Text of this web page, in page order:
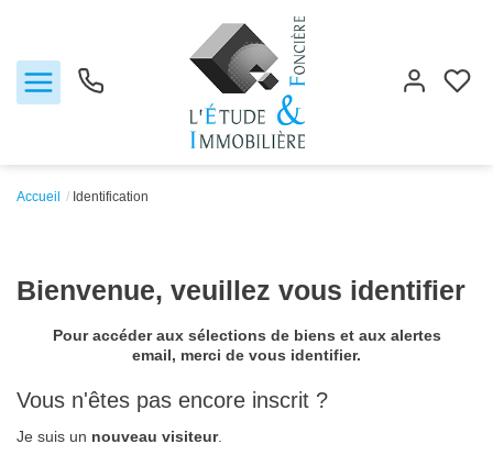
Ventes
Biens vendus
Locations
Accueil Identification
Bienvenue, veuillez vous identifier
Pour accéder aux sélections de biens et aux alertes
email, merci de vous identifier.
Vous n'êtes pas encore inscrit ?
Je suis un nouveau visiteur.